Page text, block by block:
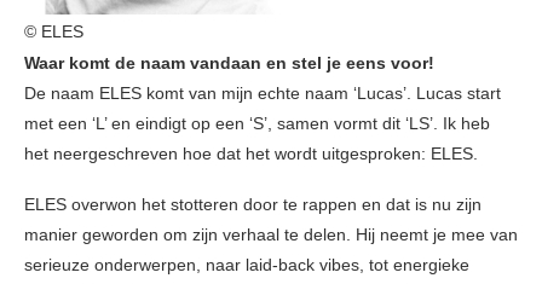
© ELES
Waar komt de naam vandaan en stel je eens voor!
De naam ELES komt van mijn echte naam ‘Lucas’. Lucas start
met een ‘L’ en eindigt op een ‘S’, samen vormt dit ‘LS’. Ik heb
het neergeschreven hoe dat het wordt uitgesproken: ELES.
ELES overwon het stotteren door te rappen en dat is nu zijn
manier geworden om zijn verhaal te delen. Hij neemt je mee van
serieuze onderwerpen, naar laid-back vibes, tot energieke